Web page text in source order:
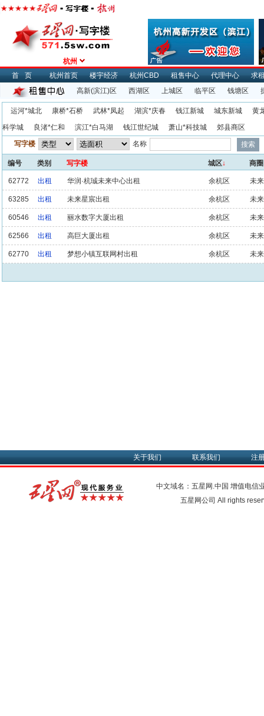
杭州
首页
杭州首页 楼宇经济 杭州CBD 租售中心 代理中心
求
高新(滨江)区
西湖区 上城区 临平区 钱塘区
运河*城北 康桥*石桥 武林*凤起 湖滨*庆春 钱江新城 城东新城
黄
科学城
良渚*仁和 滨江*白马湖 钱江世纪城 萧山*科技城
郊县商区
写字楼
名称
编号 类别 写字楼 城区↓ 商圈
62772 出租 华润·杭珹未来中心出租 余杭区 未
63285 出租 未来星宸出租 余杭区 未
60546 出租 丽水数字大厦出租 余杭区 未
62566 出租 高巨大厦出租 余杭区 未
62770 出租 梦想小镇互联网村出租 余杭区 未
关于我们 联系我们 注
中文域名：五星网.中国 增值电信
五星网公司 All rights